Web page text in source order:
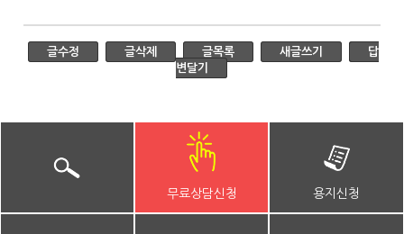
글수정 글삭제 글목록 새글쓰기
답
변달기
무료상담신청 용지신청